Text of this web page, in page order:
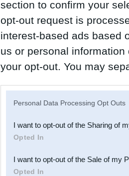
section to confirm your
opt-out request is
interest-based ads based
us or personal
your opt-out. You may
Downstream Participants
third parties.
Personal Data Processing Opt Outs
I want to opt-out of the Sharing of
Opted In
I want to opt-out of the Sale of my
Opted In